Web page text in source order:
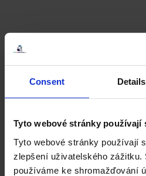
Consent Details
Tyto webové stránky používají
Tyto webové stránky používají
zlepšení uživatelského zážitku.
používáme ke shromažďování